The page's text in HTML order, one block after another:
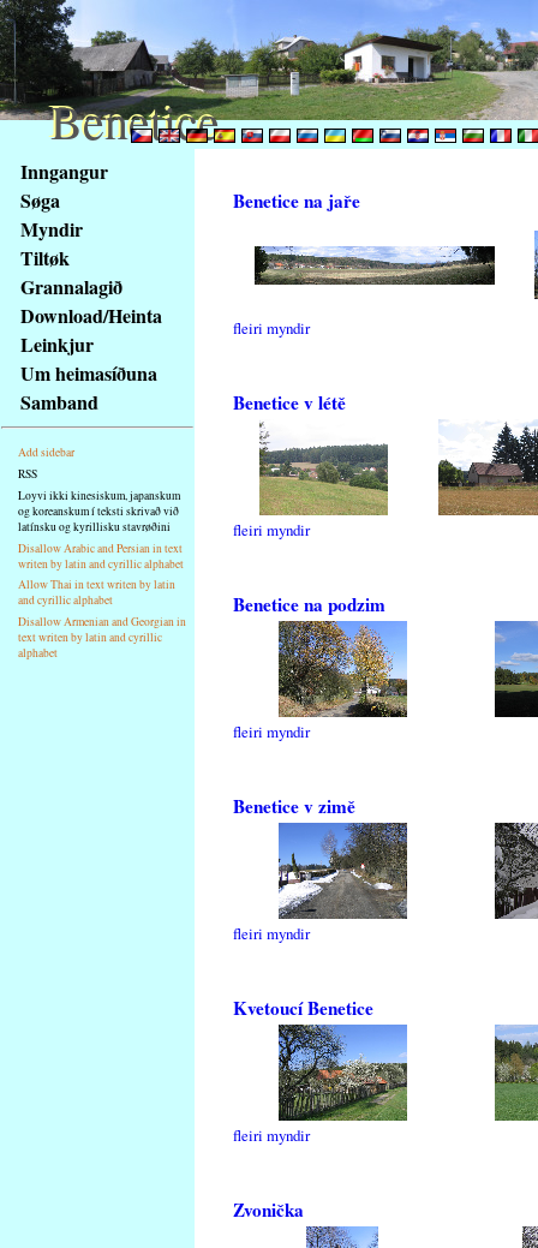
obsah
stránky
Klávesové
zkratky
tomto
webu
základní
Hlavní
strana
Inngangur
Søga
Myndir
Tiltøk
Grannalagið
Download/Heinta
Leinkjur
Um heimasíðuna
Samband
Add sidebar
RSS
Loyvi ikki kinesiskum, japanskum
og koreanskum í teksti skrivað við
latínsku og kyrillisku stavrøðini
Disallow Arabic and Persian in text
writen by latin and cyrillic alphabet
Allow Thai in text writen by latin
and cyrillic alphabet
Disallow Armenian and Georgian in
text writen by latin and cyrillic
alphabet
Benetice na jaře
fleiri myndir
Benetice v létě
fleiri myndir
Benetice na podzim
fleiri myndir
Benetice v zimě
fleiri myndir
Kvetoucí Benetice
fleiri myndir
Zvonička
Benetice
Benetice